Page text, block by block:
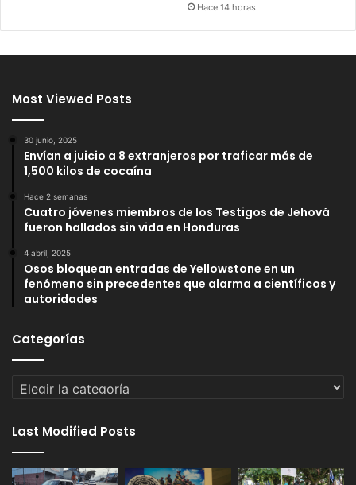
Hace 14 horas
Most Viewed Posts
30 junio, 2025
Envían a juicio a 8 extranjeros por traficar más de
1,500 kilos de cocaína
Hace 2 semanas
Cuatro jóvenes miembros de los Testigos de Jehová
fueron hallados sin vida en Honduras
4 abril, 2025
Osos bloquean entradas de Yellowstone en un
fenómeno sin precedentes que alarma a científicos y
autoridades
Categorías
Categorías
Last Modified Posts